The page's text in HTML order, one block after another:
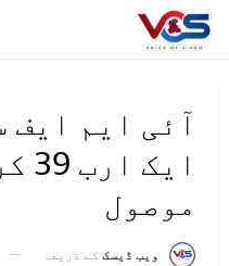
آئی ایم ایف
موصول
ویب ڈیسک کے ذریعہ